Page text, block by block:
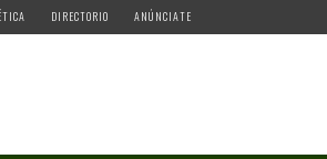
DIRECTORIO ANÚNCIATE